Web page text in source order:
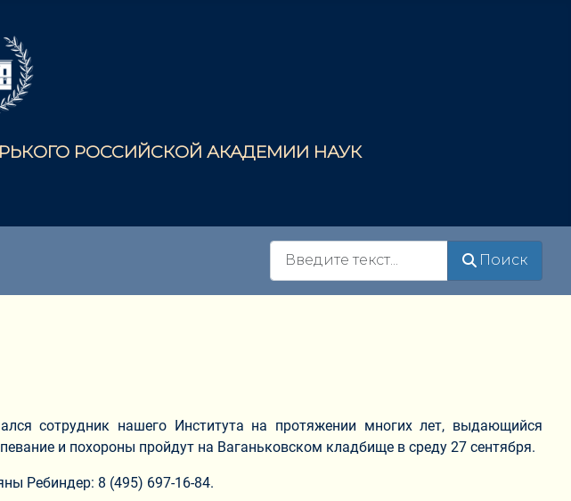
РОССИЙСКОЙ АКАДЕМИИ НАУК
Поиск
сотрудник нашего Института на протяжении многих лет, выдающийся
и похороны пройдут на Ваганьковском кладбище в среду 27 сентября.
Ребиндер: 8 (495) 697-16-84.